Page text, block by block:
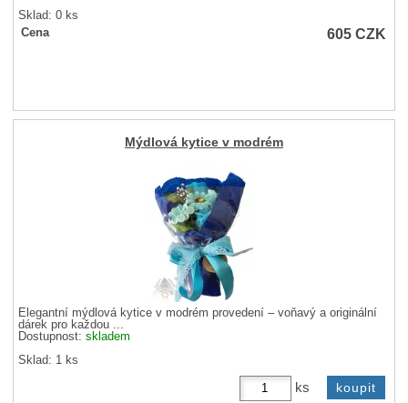
Sklad: 0 ks
Cena
605CZK
Mýdlová kytice v modrém
Elegantní mýdlová kytice v modrém provedení – voňavý a originální
dárek pro každou ...
Dostupnost:skladem
Sklad: 1 ks
ks